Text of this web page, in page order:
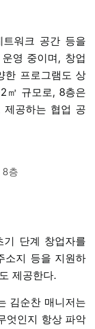
워크 공간 등을
영 중이며, 창업
한 프로그램도 상
㎡ 규모로, 8층은
제공하는 협업 공
8층
기 단계 창업자를
소지 등을 지원하
제공한다.
김순찬 매니저는
엇인지 항상 파악